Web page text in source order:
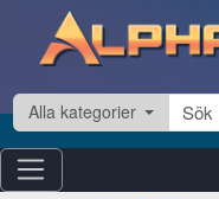
Hoppa till innehåll
Alla kategorier